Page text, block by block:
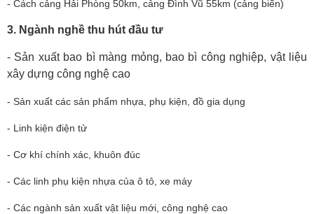
- Cách cảng Hải Phòng 50km, cảng Đình Vũ 55km (cảng biển)
3. Ngành nghề thu hút đầu tư
- Sản xuất bao bì màng mỏng, bao bì công nghiệp, vật liệu
xây dựng công nghệ cao
- Sản xuất các sản phẩm nhựa, phụ kiện, đồ gia dụng
- Linh kiện điện tử
- Cơ khí chính xác, khuôn đúc
- Các linh phụ kiện nhựa của ô tô, xe máy
- Các ngành sản xuất vật liệu mới, công nghệ cao